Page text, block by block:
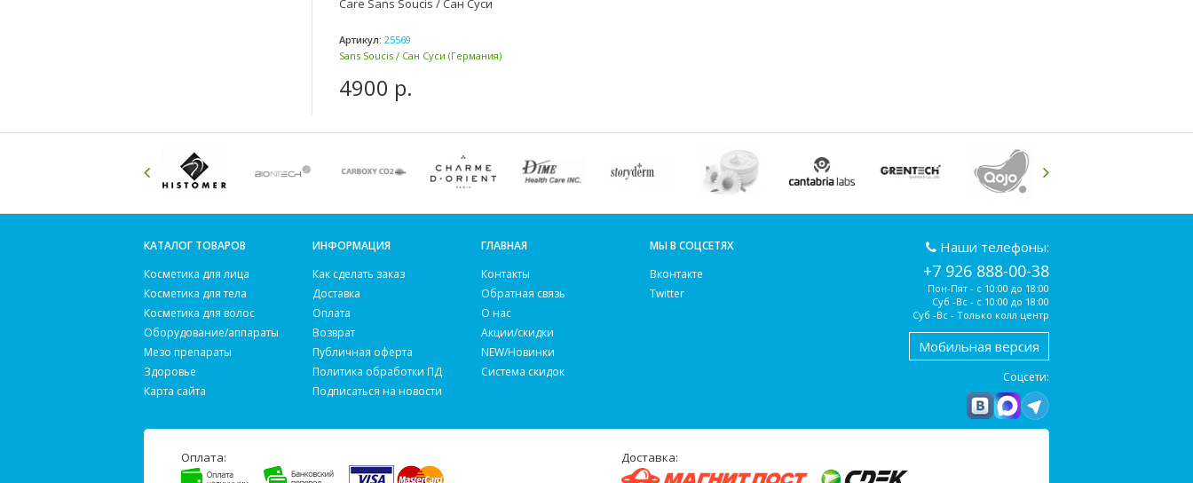
Care Sans Soucis / Сан Суси
Артикул: 25569
Sans Soucis / Сан Суси (Германия)
4900 р.
КАТАЛОГ ТОВАРОВ
Косметика для лица
Косметика для тела
Косметика для волос
Оборудование/аппараты
Мезо препараты
Здоровье
Карта сайта
ИНФОРМАЦИЯ
Как сделать заказ
Доставка
Оплата
Возврат
Публичная оферта
Политика обработки ПД
Подписаться на новости
ГЛАВНАЯ
Контакты
Обратная связь
О нас
Акции/скидки
NEW/Новинки
Система скидок
МЫ В СОЦСЕТЯХ
Вконтакте
Twitter
Наши телефоны:
+7 926 888-00-38
Пон-Пят - с 10:00 до 18:00
Суб -Вс - с 10:00 до 18:00
Суб -Вс - Только колл центр
Мобильная версия
Соцсети:
Оплата: Доставка: